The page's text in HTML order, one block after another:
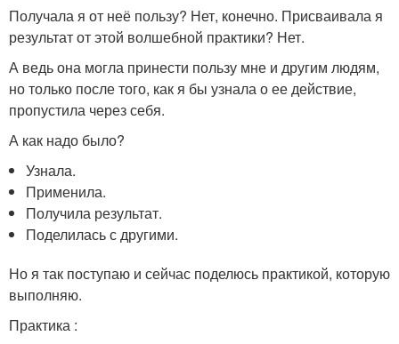
Получала я от неё пользу? Нет, конечно. Присваивала я
результат от этой волшебной практики? Нет.
А ведь она могла принести пользу мне и другим людям,
но только после того, как я бы узнала о ее действие,
пропустила через себя.
А как надо было?
Узнала.
Применила.
Получила результат.
Поделилась с другими.
Но я так поступаю и сейчас поделюсь практикой, которую
выполняю.
Практика :